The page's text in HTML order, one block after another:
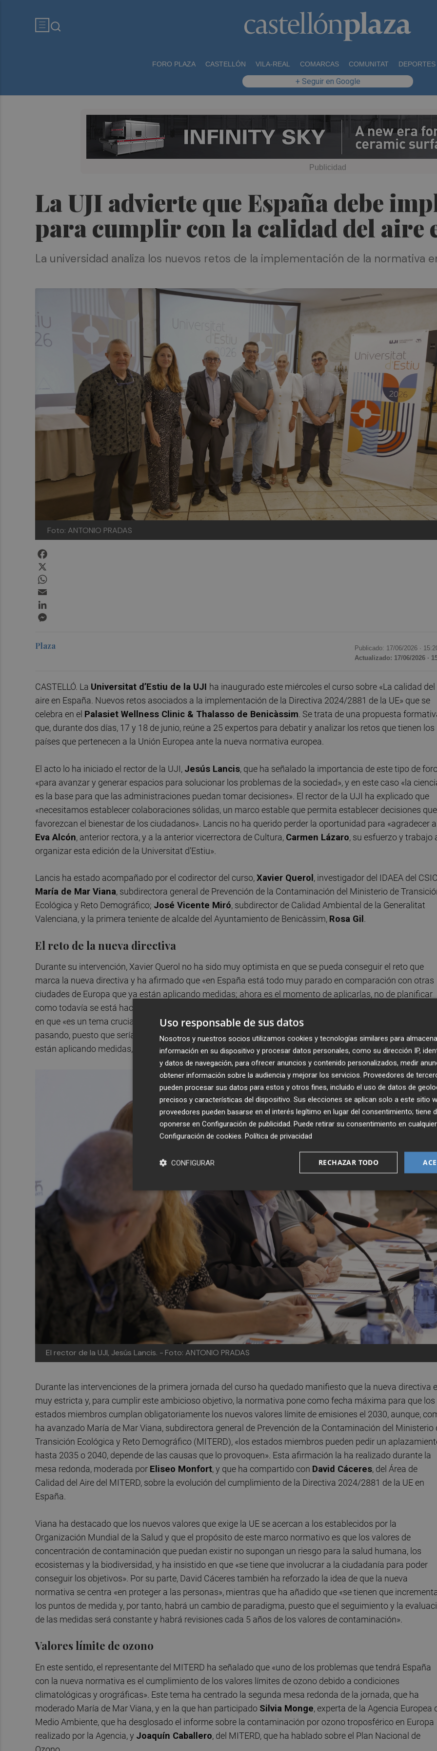
FORO PLAZA CASTELLÓN VILA-REAL COMARCAS COMUNITAT DEPORTES
+ Seguir en Google
La UJI advierte que España debe
para cumplir con la calidad del aire
La universidad analiza los nuevos retos de la implementación de la normativa
Foto: ANTONIO PRADAS
Plaza Publicado: 17/06/2026 ·
Actualizado: 17/06/2026 ·
CASTELLÓ. La Universitat d’Estiu de la UJI ha inaugurado este miércoles el curso sobre «La calidad del
aire en España. Nuevos retos asociados a la implementación de la Directiva 2024/2881 de la UE» que se
celebra en el Palasiet Wellness Clinic & Thalasso de Benicàssim. Se trata de una propuesta
que, durante dos días, 17 y 18 de junio, reúne a 25 expertos para debatir y analizar los retos que tienen los
países que pertenecen a la Unión Europea ante la nueva normativa europea.
El acto lo ha iniciado el rector de la UJI, Jesús Lancis, que ha señalado la importancia de este tipo de
«para avanzar y generar espacios para solucionar los problemas de la sociedad», y en este caso «la
es la base para que las administraciones puedan tomar decisiones». El rector de la UJI ha explicado que
«necesitamos establecer colaboraciones sólidas, un marco estable que permita establecer decisiones que
favorezcan el bienestar de los ciudadanos». Lancis no ha querido perder la oportunidad para «agradecer a
Eva Alcón, anterior rectora, y a la anterior vicerrectora de Cultura, Carmen Lázaro, su esfuerzo y trabajo
organizar esta edición de la Universitat d’Estiu».
Lancis ha estado acompañado por el codirector del curso,Xavier Querol , investigador del IDAEA del
María de Mar Viana, subdirectora general de Prevención de la Contaminación del Ministerio de
Ecológica y Reto Demográfico; José Vicente Miró, subdirector de Calidad Ambiental de la Generalitat
Valenciana, y la primera teniente de alcalde del Ayuntamiento de Benicàssim, Rosa Gil .
El reto de la nueva directiva
Durante su intervención, Xavier Querol no ha sido muy optimista en que se pueda conseguir el reto que
marca la nueva directiva y ha afirmado que «en España está todo muy parado en comparación con otras
ciudades de Europa que ya están aplicando medidas; ahora es el momento de aplicarlas, no de planificar
como todavía se está haciendo aquí si queremos cumplir los objetivos». En este sentido, Querol ha
en que «es un tema crucial para evitar que Europa no se divida en dos velocidades en este tema como
pasando, puesto que sería muy negativo», y ha explicado que Alemania, Francia y Holanda, por ejemplo,
están aplicando medidas, y España, Italia o Polonia no lo están haciendo todavía».
El rector de la UJI, Jesús Lancis. -Foto: ANTONIO PRADAS
Durante las intervenciones de la primera jornada del curso ha quedado manifiesto que la nueva directiva
muy estricta y, para cumplir este ambicioso objetivo, la normativa pone como fecha máxima para que los
estados miembros cumplan obligatoriamente los nuevos valores límite de emisiones el 2030, aunque,
ha avanzado María de Mar Viana, subdirectora general de Prevención de la Contaminación del Ministerio
Transición Ecológica y Reto Demográfico (MITERD), «los estados miembros pueden pedir un
hasta 2035 o 2040, depende de las causas que lo provoquen». Esta afirmación la ha realizado durante la
mesa redonda, moderada por Eliseo Monfort, y que ha compartido con David Cáceres, del Área de
Calidad del Aire del MITERD, sobre la evolución del cumplimiento de la Directiva 2024/2881 de la UE en
España.
Viana ha destacado que los nuevos valores que exige la UE se acercan a los establecidos por la
Organización Mundial de la Salud y que el propósito de este marco normativo es que los valores de
concentración de contaminación que puedan existir no supongan un riesgo para la salud humana, los
ecosistemas y la biodiversidad, y ha insistido en que «se tiene que involucrar a la ciudadanía para poder
conseguir los objetivos». Por su parte, David Cáceres también ha reforzado la idea de que la nueva
normativa se centra «en proteger a las personas», mientras que ha añadido que «se tienen que
los puntos de medida y, por tanto, habrá un cambio de paradigma, puesto que el seguimiento y la
de las medidas será constante y habrá revisiones cada 5 años de los valores de contaminación».
Valores límite de ozono
En este sentido, el representante del MITERD ha señalado que «uno de los problemas que tendrá España
con la nueva normativa es el cumplimiento de los valores límites de ozono debido a condiciones
climatológicas y orográficas». Este tema ha centrado la segunda mesa redonda de la jornada, que ha
moderado María de Mar Viana, y en la que han participado Silvia Monge, experta de la Agencia Europea
Medio Ambiente, que ha desglosado el informe sobre la contaminación por ozono troposférico en Europa
realizado por la Agencia, y Joaquín Caballero, del MITERD, que ha hablado sobre el Plan Nacional de
Uso responsable de sus datos
Nosotros y nuestros socios utilizamos cookies y tecnologías similares para
información en su dispositivo y procesar datos personales, como su dirección IP,
y datos de navegación, para ofrecer anuncios y contenido personalizados, medir
obtener información sobre la audiencia y mejorar los servicios. Proveedores de
pueden procesar sus datos para estos y otros fines, incluido el uso de datos de
precisos y características del dispositivo. Sus elecciones se aplican solo a este sitio
proveedores pueden basarse en el interés legítimo en lugar del consentimiento; tiene
oponerse en Configuración de publicidad. Puede retirar su consentimiento en
Configuración de cookies. Política de privacidad
RECHAZAR TODO
CONFIGURAR